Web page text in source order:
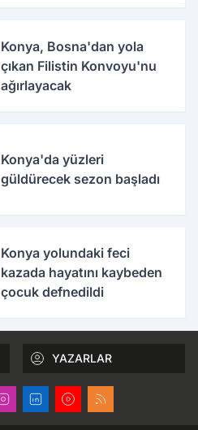
Konya, Bosna'dan yola
çıkan Filistin Konvoyu'nu
ağırlayacak
Konya'da yüzleri
güldürecek sezon başladı
Konya yolundaki feci
kazada hayatını kaybeden
çocuk defnedildi
YAZARLAR